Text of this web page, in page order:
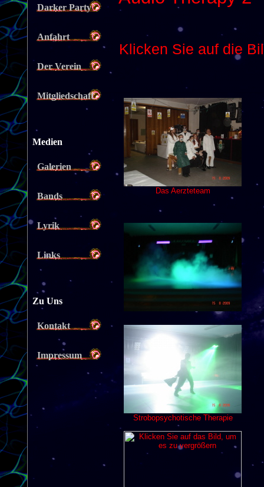
Darker Party
Anfahrt
Der Verein
Mitgliedschaft
Medien
Galerien
Bands
Lyrik
Links
Zu Uns
Kontakt
Impressum